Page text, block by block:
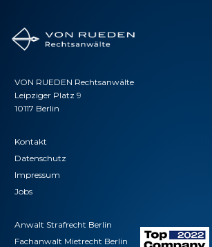
VON RUEDEN Rechtsanwälte
Leipziger Platz 9
10117 Berlin
Kontakt
Datenschutz
Impressum
Jobs
Anwalt Strafrecht Berlin
Fachanwalt Mietrecht Berlin